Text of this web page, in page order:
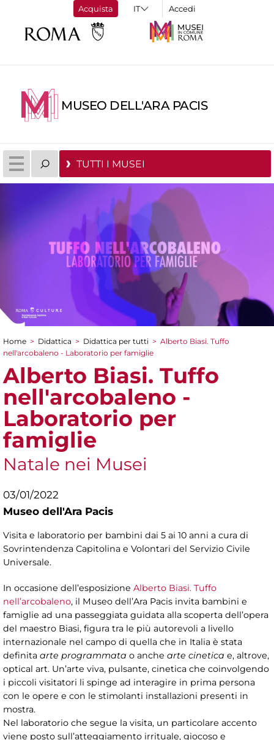
Acquista Accedi
MUSEO DELL'ARA PACIS
TUTTI I MUSEI
Tu sei qui
Home > Didattica > Didattica per tutti > Alberto Biasi. Tuffo
nell'arcobaleno - Laboratorio per famiglie
Alberto Biasi. Tuffo
nell'arcobaleno -
Laboratorio per
famiglie
Natale nei Musei
03/01/2022
Museo dell'Ara Pacis
Visita e laboratorio per bambini dai 5 ai 10 anni a cura di
Sovrintendenza Capitolina e Volontari del Servizio Civile
Universale.
In occasione dell’esposizione Alberto Biasi. Tuffo
nell’arcobaleno, il Museo dell’Ara Pacis invita bambini e
famiglie ad una passeggiata guidata alla scoperta dell’opera
del maestro Biasi, figura tra le più autorevoli a livello
internazionale nel campo di quella che in Italia è stata
definita arte programmata o anche arte cinetica e, altrove,
optical art. Un’arte viva, pulsante, cinetica che coinvolgendo
i piccoli visitatori li spinge ad interagire in prima persona
con le opere e con le stimolanti installazioni presenti in
mostra.
Nel laboratorio che segue la visita, un particolare accento
viene posto sull’atteggiamento irrituale, giocoso e